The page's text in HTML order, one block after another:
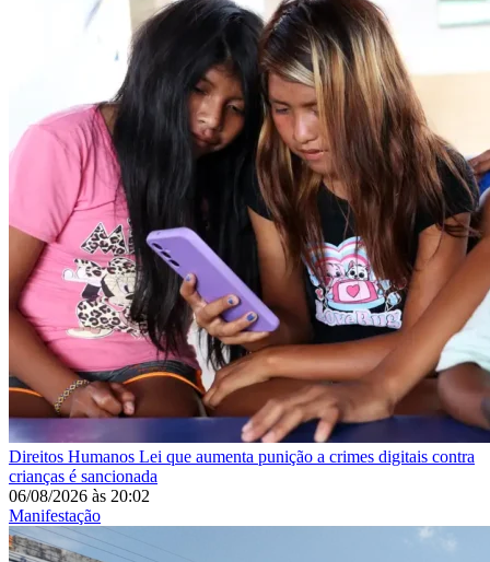
Direitos Humanos Lei que aumenta punição a crimes digitais contra
crianças é sancionada
06/08/2026 às 20:02
Manifestação